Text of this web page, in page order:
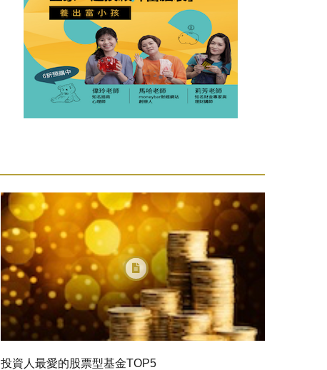
投資人最愛的股票型基金TOP5